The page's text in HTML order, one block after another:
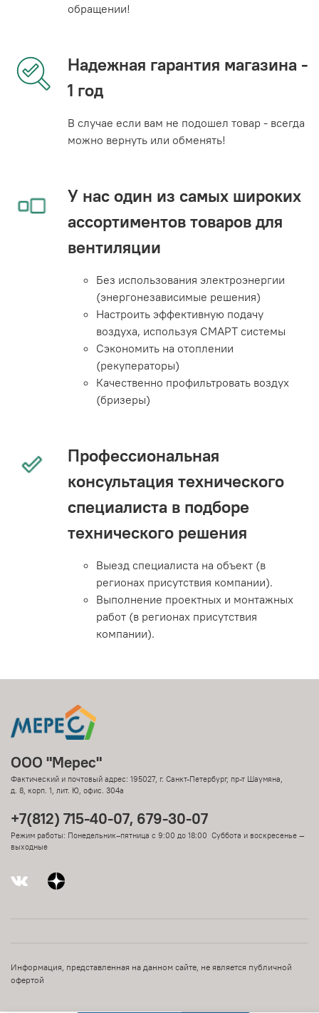
обращении!
Надежная гарантия магазина -
1 год
В случае если вам не подошел товар - всегда
можно вернуть или обменять!
У нас один из самых широких
ассортиментов товаров для
вентиляции
Без использования электроэнергии
(энергонезависимые решения)
Настроить эффективную подачу
воздуха, используя СМАРТ системы
Сэкономить на отоплении
(рекуператоры)
Качественно профильтровать воздух
(бризеры)
Профессиональная
консультация технического
специалиста в подборе
технического решения
Выезд специалиста на объект (в
регионах присутствия компании).
Выполнение проектных и монтажных
работ (в регионах присутствия
компании).
ООО "Мерес"
Фактический и почтовый адрес: 195027, г. Санкт-Петербург, пр-т Шаумяна,
д. 8, корп. 1, лит. Ю, офис. 304а
+7(812) 715-40-07, 679-30-07
Режим работы: Понедельник–пятница с 9:00 до 18:00 Суббота и воскресенье —
выходные
Информация, представленная на данном сайте, не является публичной
офертой